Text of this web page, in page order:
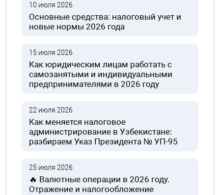
10 июля 2026
Основные средства: налоговый учет и
новые нормы 2026 года
15 июля 2026
Как юридическим лицам работать с
самозанятыми и индивидуальными
предпринимателями в 2026 году
22 июля 2026
Как меняется налоговое
администрирование в Узбекистане:
разбираем Указ Президента № УП-95
25 июля 2026
🔥 Валютные операции в 2026 году.
Отражение и налогообложение